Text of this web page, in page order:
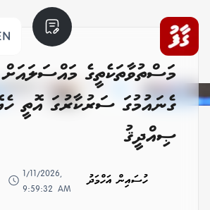
މަސްތުވާތަކެތީގެ މައްސަލައަށް
ގެނައުމުގަ ސަރުކާރުގަ އޮތީ
ޞިއްދީޤު
ހުސައިން އަހްމަދު
1/11/2026,
9:59:32 AM